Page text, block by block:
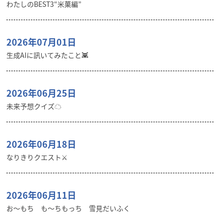
わたしのBEST3“米菓編”
2026年07月01日
生成AIに訊いてみたこと👾
2026年06月25日
未来予想クイズ☁︎
2026年06月18日
なりきりクエスト⚔️
2026年06月11日
お〜もち も〜ちもっち 雪見だいふく